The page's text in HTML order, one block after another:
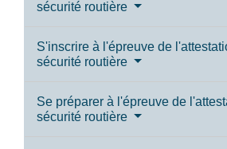
sécurité routière
S'inscrire à l'épreuve de
sécurité routière
Se préparer à l'épreuve de
sécurité routière